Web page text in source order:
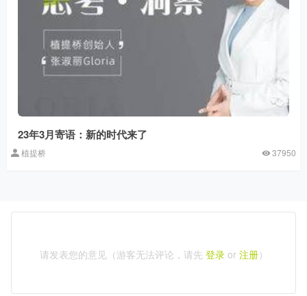
23年3月寄语：新的时代来了
植提桥 37950
请发表您的意见（游客无法评论，请先 登录or 注册）